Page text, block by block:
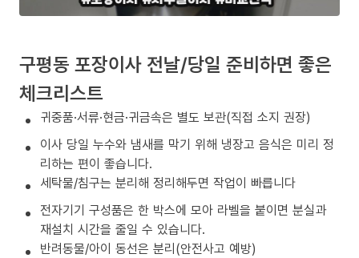
구평동 포장이사 전날/당일 준비하면 좋은
체크리스트
귀중품·서류·현금·귀금속은 별도 보관(직접 소지 권장)
이사 당일 누수와 냄새를 막기 위해 냉장고 음식은 미리 정
리하는 편이 좋습니다.
세탁물/침구는 분리해 정리해두면 작업이 빠릅니다
전자기기 구성품은 한 박스에 모아 라벨을 붙이면 분실과
재설치 시간을 줄일 수 있습니다.
반려동물/아이 동선은 분리(안전사고 예방)